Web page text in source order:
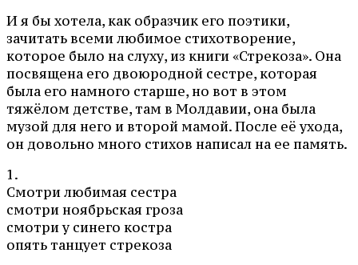
И я бы хотела, как образчик его поэтики,
зачитать всеми любимое стихотворение,
которое было на слуху, из книги «Стрекоза». Она
посвящена его двоюродной сестре, которая
была его намного старше, но вот в этом
тяжёлом детстве, там в Молдавии, она была
музой для него и второй мамой. После её ухода,
он довольно много стихов написал на ее память.
1.
Смотри любимая сестра
смотри ноябрьская гроза
смотри у синего костра
опять танцует стрекоза